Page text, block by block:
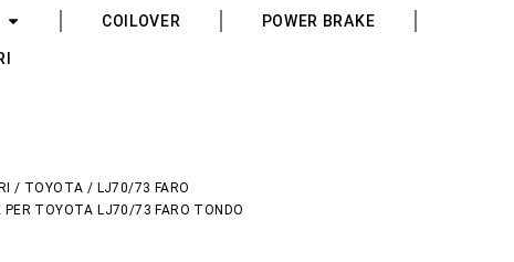
COILOVER POWER BRAKE
/ TOYOTA / LJ70/73 FARO
TOYOTA LJ70/73 FARO TONDO